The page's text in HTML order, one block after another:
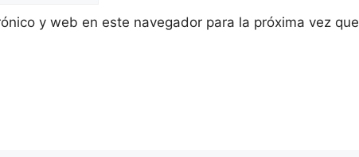
y web en este navegador para la próxima vez que